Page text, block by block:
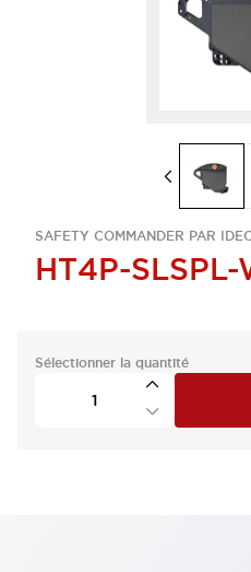
SAFETY COMMANDER PAR
HT4P-
Sélectionner la quantité